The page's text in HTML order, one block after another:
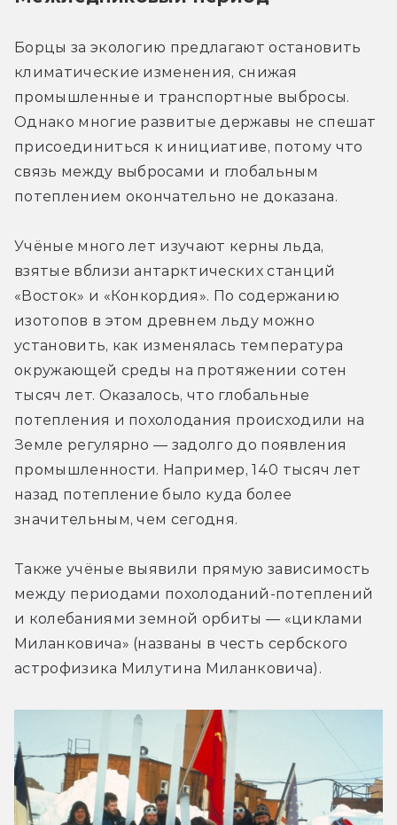
Борцы за экологию предлагают остановить
климатические изменения, снижая
промышленные и транспортные выбросы.
Однако многие развитые державы не спешат
присоединиться к инициативе, потому что
связь между выбросами и глобальным
потеплением окончательно не доказана.
Учёные много лет изучают керны льда,
взятые вблизи антарктических станций
«Восток» и «Конкордия». По содержанию
изотопов в этом древнем льду можно
установить, как изменялась температура
окружающей среды на протяжении сотен
тысяч лет. Оказалось, что глобальные
потепления и похолодания происходили на
Земле регулярно — задолго до появления
промышленности. Например, 140 тысяч лет
назад потепление было куда более
значительным, чем сегодня.
Также учёные выявили прямую зависимость
между периодами похолоданий-потеплений
и колебаниями земной орбиты — «циклами
Миланковича» (названы в честь сербского
астрофизика Милутина Миланковича).